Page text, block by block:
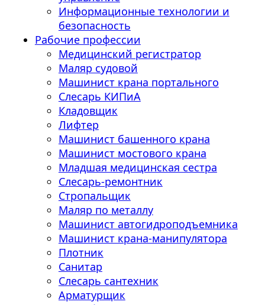
Информационные технологии и
безопасность
Рабочие профессии
Медицинский регистратор
Маляр судовой
Машинист крана портального
Слесарь КИПиА
Кладовщик
Лифтер
Машинист башенного крана
Машинист мостового крана
Младшая медицинская сестра
Слесарь-ремонтник
Стропальщик
Маляр по металлу
Машинист автогидроподъемника
Машинист крана-манипулятора
Плотник
Санитар
Слесарь сантехник
Арматурщик